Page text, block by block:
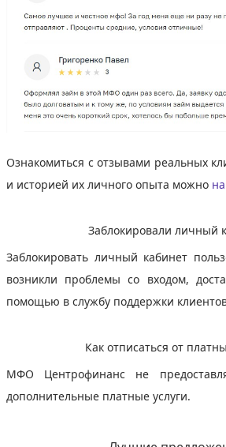
Ознакомиться с отзывами реальных
и историей их личного опыта можно
Заблокировали личный
Заблокировать личный кабинет
возникли проблемы со входом,
помощью в службу поддержки
Как отписаться от
МФО Центрофинанс не
дополнительные платные услуги.